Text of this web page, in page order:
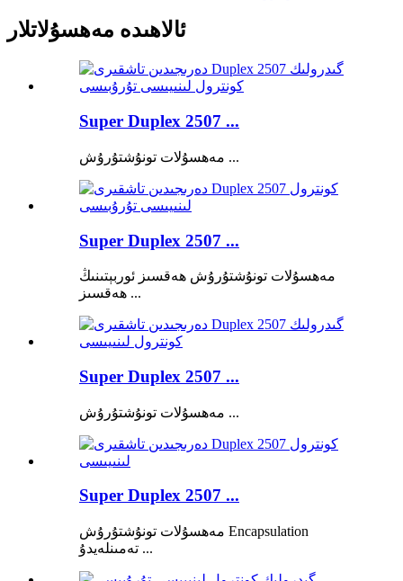
ئالاھىدە مەھسۇلاتلار
Super Duplex 2507 ...
مەھسۇلات تونۇشتۇرۇش ...
Super Duplex 2507 ...
مەھسۇلات تونۇشتۇرۇش ھەقسىز ئوربېتىنىڭ
ھەقسىز ...
Super Duplex 2507 ...
مەھسۇلات تونۇشتۇرۇش ...
Super Duplex 2507 ...
مەھسۇلات تونۇشتۇرۇش Encapsulation
تەمىنلەيدۇ ...